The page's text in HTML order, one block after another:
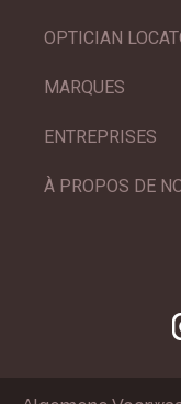
OPTICIAN
MARQUES
ENTREPRISES
À PROPOS DE